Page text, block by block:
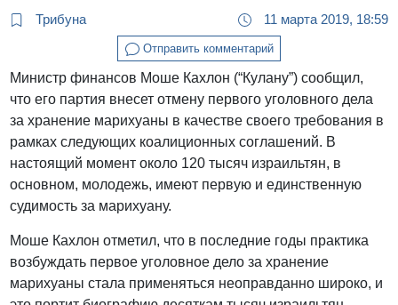
Трибуна 11 марта 2019, 18:59
Отправить комментарий
Министр финансов Моше Кахлон (“Кулану”) сообщил,
что его партия внесет отмену первого уголовного дела
за хранение марихуаны в качестве своего требования в
рамках следующих коалиционных соглашений. В
настоящий момент около 120 тысяч израильтян, в
основном, молодежь, имеют первую и единственную
судимость за марихуану.
Моше Кахлон отметил, что в последние годы практика
возбуждать первое уголовное дело за хранение
марихуаны стала применяться неоправданно широко, и